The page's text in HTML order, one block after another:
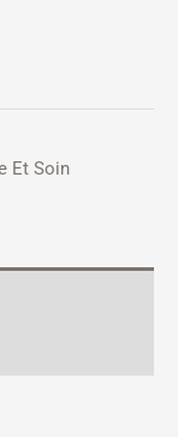
Et Soin